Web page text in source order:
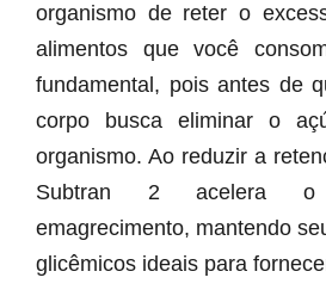
organismo de reter o
alimentos que você
fundamental, pois antes de
corpo busca eliminar o
organismo. Ao reduzir a
Subtran 2 acelera o
emagrecimento, mantendo
glicêmicos ideais para